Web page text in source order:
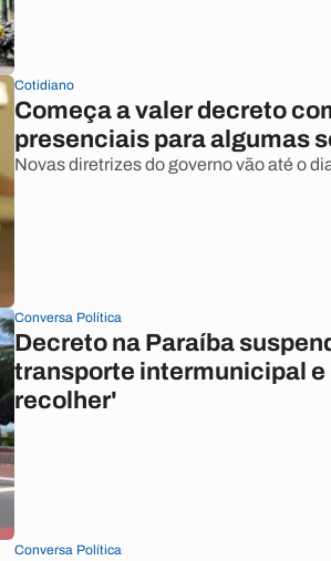
Cotidiano
Começa a valer decreto
presenciais para algumas
Novas diretrizes do governo vão até o
Conversa Política
Decreto na Paraíba
transporte intermunicipal e
recolher'
Conversa Política